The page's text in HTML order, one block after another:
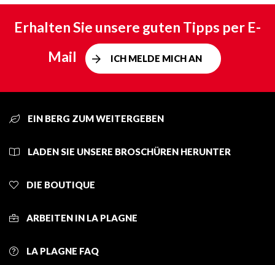
Erhalten Sie unsere guten Tipps per E-
Mail
ICH MELDE MICH AN
EIN BERG ZUM WEITERGEBEN
LADEN SIE UNSERE BROSCHÜREN HERUNTER
DIE BOUTIQUE
ARBEITEN IN LA PLAGNE
LA PLAGNE FAQ